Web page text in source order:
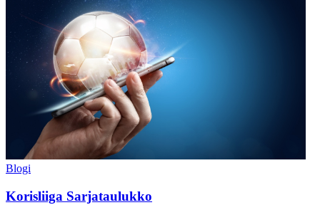
Blogi
Korisliiga Sarjataulukko